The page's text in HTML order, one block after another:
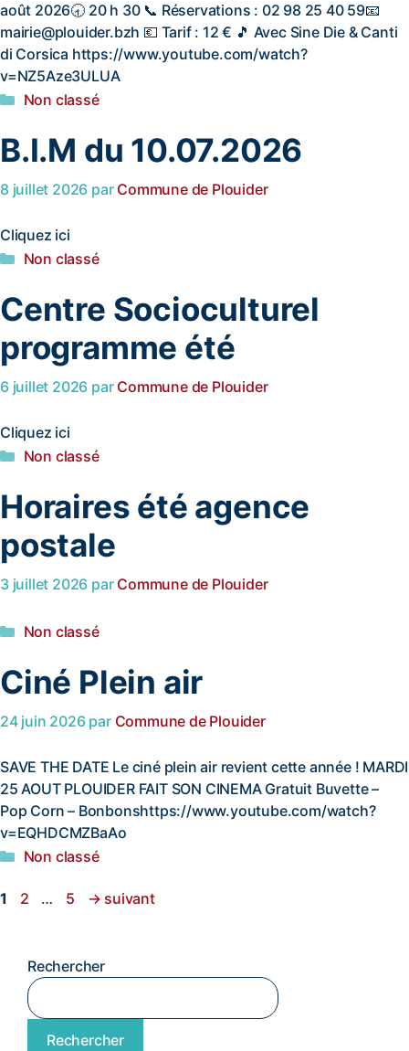
août 2026🕣 20 h 30 📞 Réservations : 02 98 25 40 59📧
mairie@plouider.bzh 💶 Tarif : 12 € 🎵 Avec Sine Die & Canti
di Corsica https://www.youtube.com/watch?
v=NZ5Aze3ULUA
Non classé
B.I.M du 10.07.2026
8 juillet 2026 par Commune de Plouider
Cliquez ici
Non classé
Centre Socioculturel
programme été
6 juillet 2026 par Commune de Plouider
Cliquez ici
Non classé
Horaires été agence
postale
3 juillet 2026 par Commune de Plouider
Non classé
Ciné Plein air
24 juin 2026 par Commune de Plouider
SAVE THE DATE Le ciné plein air revient cette année ! MARDI
25 AOUT PLOUIDER FAIT SON CINEMA Gratuit Buvette –
Pop Corn – Bonbonshttps://www.youtube.com/watch?
v=EQHDCMZBaAo
Non classé
1 2 … 5 → suivant
Rechercher
Rechercher